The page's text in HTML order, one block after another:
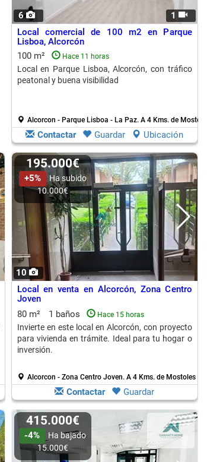
6 1
Local comercial de 100 m2 en Parque
Lisboa, Alcorcón
100 m²
Hace 11 horas
Local en Parque Lisboa, Alcorcón, con tráfico
peatonal y buena visibilidad
Alcorcon - Parque Lisboa - La Paz. A 4 Kms. de
Contactar Guardar Ubicación
10
195.000€
+5%
Ha subido
10.000€
Local en venta en Alcorcón, Zona Centro
Joven
80 m²
1 baños Hace 15 horas
Invierte en este local en Alcorcón, con proyecto
para vivienda en trámite. Ideal para tu hogar o
inversión.
Alcorcon - Zona Centro Joven. A 4 Kms. de Mostoles
Contactar Guardar
415.000€
-4%
Ha bajado
15.000€